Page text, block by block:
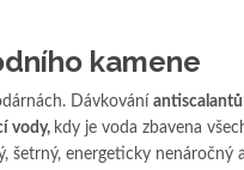
kamene
Dávkování antiscalantů
vody, kdy je voda zbavena
šetrný, energeticky nenáročný